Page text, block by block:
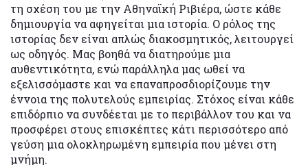
τη σχέση του με την Αθηναϊκή Ριβιέρα, ώστε κάθε
δημιουργία να αφηγείται μια ιστορία. Ο ρόλος της
ιστορίας δεν είναι απλώς διακοσμητικός, λειτουργεί
ως οδηγός. Μας βοηθά να διατηρούμε μια
αυθεντικότητα, ενώ παράλληλα μας ωθεί να
εξελισσόμαστε και να επαναπροσδιορίζουμε την
έννοια της πολυτελούς εμπειρίας. Στόχος είναι κάθε
επιδόρπιο να συνδέεται με το περιβάλλον του και να
προσφέρει στους επισκέπτες κάτι περισσότερο από
γεύση μια ολοκληρωμένη εμπειρία που μένει στη
μνήμη.